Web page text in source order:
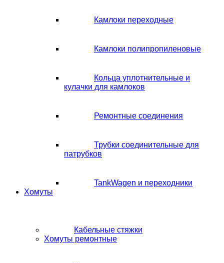
Камлоки переходные
Камлоки полипропиленовые
Кольца уплотнительные и
кулачки для камлоков
Ремонтные соединения
Трубки соединительные для
патрубков
TankWagen и переходники
Хомуты
Кабельные стяжки
Хомуты ремонтные